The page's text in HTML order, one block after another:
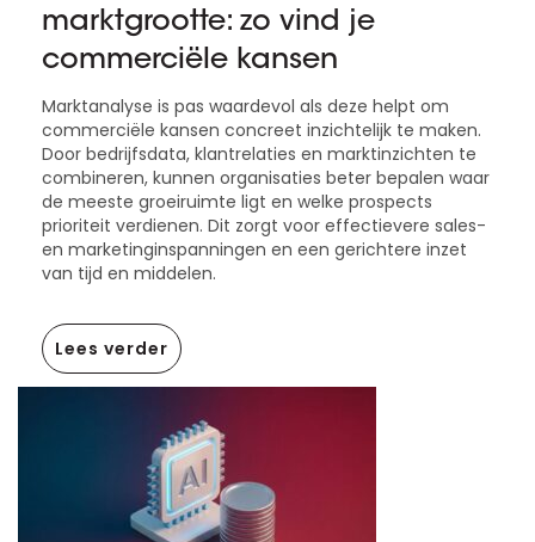
marktgrootte: zo vind je
commerciële kansen
Marktanalyse is pas waardevol als deze helpt om
commerciële kansen concreet inzichtelijk te maken.
Door bedrijfsdata, klantrelaties en marktinzichten te
combineren, kunnen organisaties beter bepalen waar
de meeste groeiruimte ligt en welke prospects
prioriteit verdienen. Dit zorgt voor effectievere sales-
en marketinginspanningen en een gerichtere inzet
van tijd en middelen.
Lees verder